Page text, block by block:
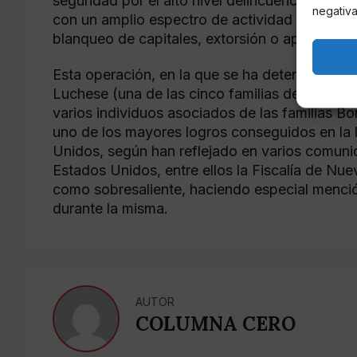
con un amplio espectro de actividad delictiva
blanqueo de capitales, extorsión o apuestas
Esta operación, en la que se ha detenido al
Luchese (una de las cinco familias de la
varios individuos asociados de las familias
uno de los mayores logros conseguidos en
Unidos, según han reflejado en varios
Estados Unidos, entre ellos la Fiscalía de
como sobresaliente, haciendo especial
durante la misma.
AUTOR
COLUMNA CERO